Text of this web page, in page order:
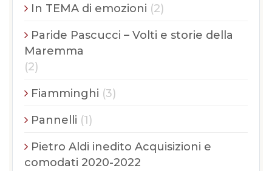
In TEMA di emozioni (2)
Paride Pascucci – Volti e storie della
Maremma
(2)
Fiamminghi (3)
Pannelli (1)
Pietro Aldi inedito Acquisizioni e
comodati 2020-2022